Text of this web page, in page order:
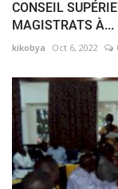
CONSEIL
MAGISTRATS À...
kikobya Oct 6, 2022